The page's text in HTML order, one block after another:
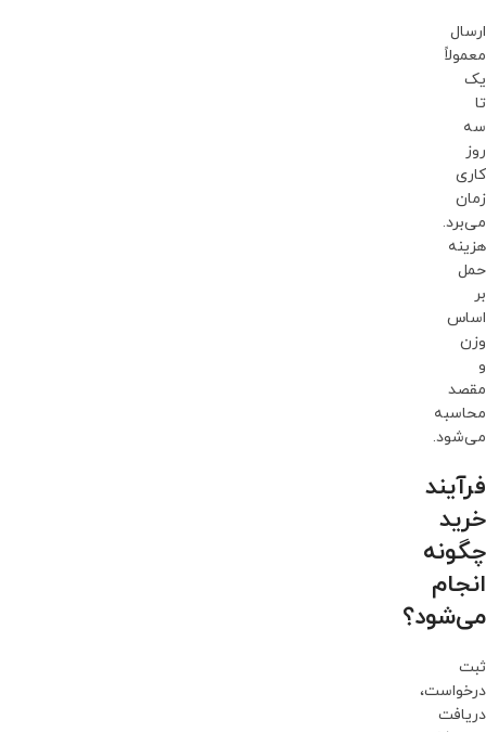
ارسال
معمولاً
یک
تا
سه
روز
کاری
زمان
می‌برد.
هزینه
حمل
بر
اساس
وزن
و
مقصد
محاسبه
می‌شود.
فرآیند
خرید
چگونه
انجام
می‌شود؟
ثبت
درخواست،
دریافت